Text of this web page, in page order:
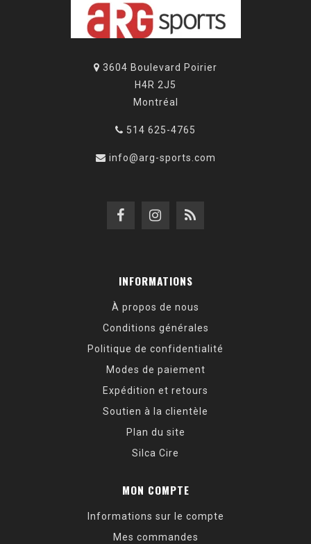
3604 Boulevard Poirier
H4R 2J5
Montréal
514 625-4765
info@arg-sports.com
INFORMATIONS
À propos de nous
Conditions générales
Politique de confidentialité
Modes de paiement
Expédition et retours
Soutien à la clientèle
Plan du site
Silca Cire
MON COMPTE
Informations sur le compte
Mes commandes